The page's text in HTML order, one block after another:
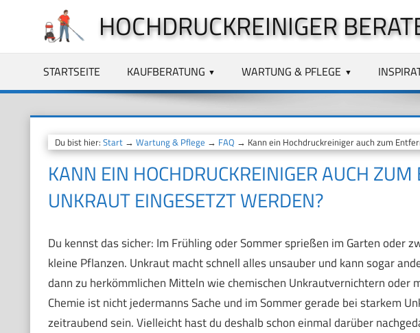
springen
HOCHDRUCKREINIGER
STARTSEITE KAUFBERATUNG WARTUNG & PFLEGE
Du bist hier: Start→ Wartung & Pflege → FAQ → Kann ein Hochdruckreiniger auch zum
KANN EIN HOCHDRUCKREINIGER AUCH
UNKRAUT EINGESETZT WERDEN?
Du kennst das sicher: Im Frühling oder Sommer sprießen im Garten oder
kleine Pflanzen. Unkraut macht schnell alles unsauber und kann sogar
dann zu herkömmlichen Mitteln wie chemischen Unkrautvernichtern oder
Chemie ist nicht jedermanns Sache und im Sommer gerade bei starkem
zeitraubend sein. Vielleicht hast du deshalb schon einmal darüber